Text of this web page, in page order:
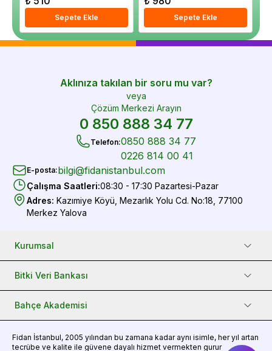
Sepete Ekle Sepete Ekle
Aklınıza takılan bir soru mu var?
veya
Çözüm Merkezi Arayın
0 850 888 34 77
Telefon:0850 888 34 77
0226 814 00 41
E-posta:bilgi@fidanistanbul.com
Çalışma Saatleri:08:30 - 17:30 Pazartesi-Pazar
Adres: Kazımiye Köyü, Mezarlık Yolu Cd. No:18, 77100
Merkez Yalova
Kurumsal
Bitki Veri Bankası
Bahçe Akademisi
Fidan İstanbul, 2005 yılından bu zamana kadar aynı isimle, her yıl artan
tecrübe ve kalite ile güvene dayalı hizmet vermekten gurur